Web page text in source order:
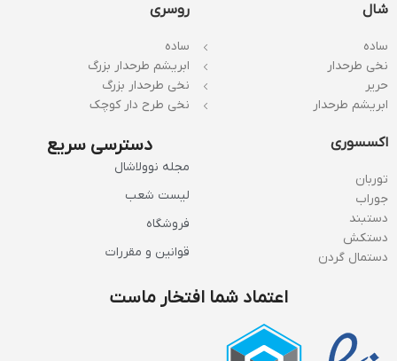
شال
ساده
نخی طرحدار
حریر
ابریشم طرحدار
روسری
ساده
ابریشم طرحدار بزرگ
نخی طرحدار بزرگ
نخی طرح دار کوچک
اکسسوری
توربان
جوراب
دستبند
دستکش
دستمال گردن
دسترسی سریع
مجله نوولاشال
لیست شعب
فروشگاه
قوانین و مقررات
اعتماد شما افتخار ماست